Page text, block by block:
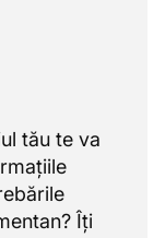
tău te va
Îți